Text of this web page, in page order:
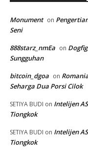
Monument on
Seni
888starz_nmEa on
Sungguhan
bitcoin_dgoa on
Seharga Dua Porsi Cilok
SETIYA BUDI on Intelijen
Tiongkok
SETIYA BUDI on Intelijen
Tiongkok